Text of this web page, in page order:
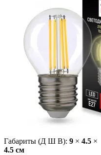
Габариты (Д Ш В): 9 × 4.5 ×
4.5 cм